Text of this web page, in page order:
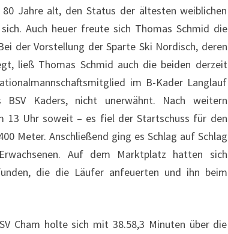
Jahre alt, den Status der ältesten weiblichen
Auch heuer freute sich Thomas Schmid die
der Vorstellung der Sparte Ski Nordisch, deren
ließ Thomas Schmid auch die beiden derzeit
im B-Kader Langlauf
Kaders, nicht unerwähnt. Nach weitern
13 Uhr soweit – es fiel der Startschuss für den
Meter. Anschließend ging es Schlag auf Schlag
Auf dem Marktplatz hatten sich
die die Läufer anfeuerten und ihn beim
Cham holte sich mit 38.58,3 Minuten über die